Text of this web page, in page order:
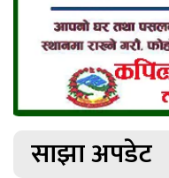
साझा अपडेट